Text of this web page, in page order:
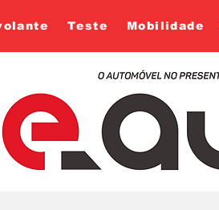
Teste Mobilidade